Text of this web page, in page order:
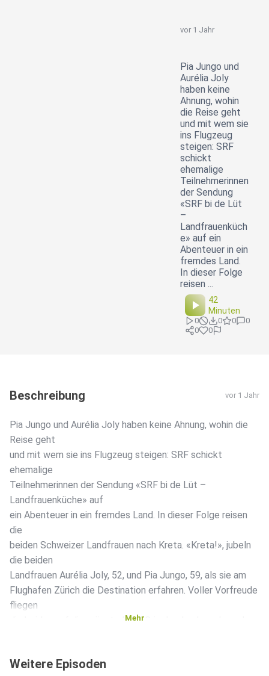
vor 1 Jahr
Pia Jungo und
Aurélia Joly
haben keine
Ahnung, wohin
die Reise geht
und mit wem sie
ins Flugzeug
steigen: SRF
schickt
ehemalige
Teilnehmerinnen
der Sendung
«SRF bi de Lüt
–
Landfrauenküch
e» auf ein
Abenteuer in ein
fremdes Land.
In dieser Folge
reisen ...
42
Minuten
0 0 0
0
0
0
Beschreibung vor 1 Jahr
Pia Jungo und Aurélia Joly haben keine Ahnung, wohin die
Reise geht
und mit wem sie ins Flugzeug steigen: SRF schickt
ehemalige
Teilnehmerinnen der Sendung «SRF bi de Lüt –
Landfrauenküche» auf
ein Abenteuer in ein fremdes Land. In dieser Folge reisen
die
beiden Schweizer Landfrauen nach Kreta. «Kreta!», jubeln
die beiden
Landfrauen Aurélia Joly, 52, und Pia Jungo, 59, als sie am
Flughafen Zürich die Destination erfahren. Voller Vorfreude
fliegen
die beiden auf die grösste Insel Griechenlands und werden
empfangen, die
Mehr
Weitere Episoden